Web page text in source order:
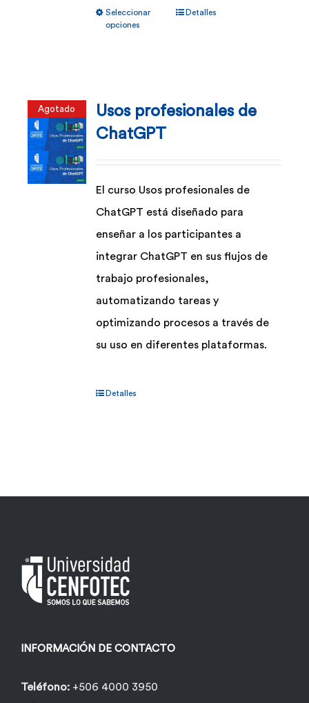
Seleccionar
opciones
Las
producto
Detalles
Agotado
Usos profesionales de
ChatGPT
El curso Usos profesionales de
ChatGPT está diseñado para
enseñar a los participantes a
integrar ChatGPT en sus flujos de
trabajo profesionales,
automatizando tareas y
optimizando procesos a través de
su uso en diferentes plataformas.
Detalles
INFORMACIÓN DE CONTACTO
Teléfono: +506 4000 3950